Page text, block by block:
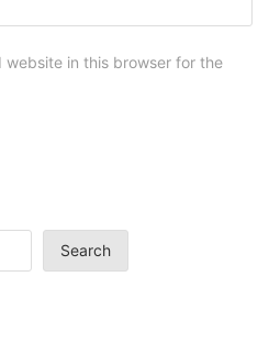
website in this browser for the
Search